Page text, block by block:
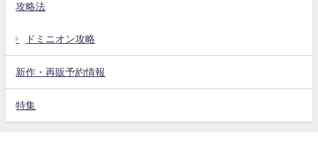
攻略法
ドミニオン攻略
新作・再販予約情報
特集